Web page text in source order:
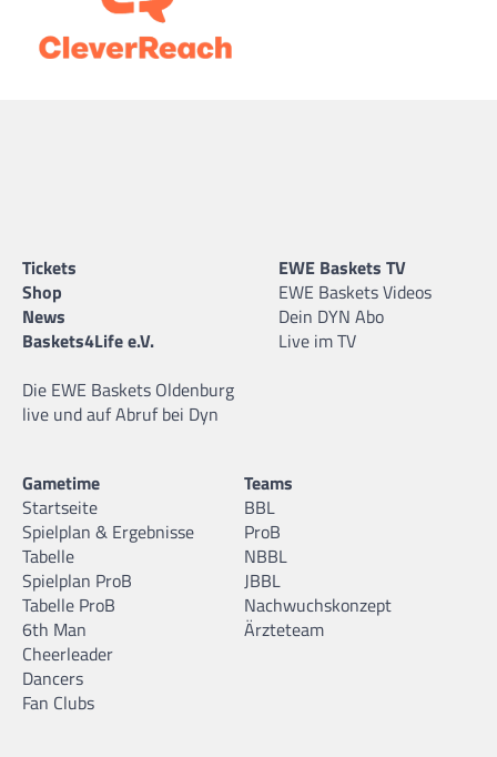
Tickets
Shop
News
Baskets4Life e.V.
Die EWE Baskets Oldenburg
live und auf Abruf bei Dyn
EWE Baskets TV
EWE Baskets Videos
Dein DYN Abo
Live im TV
Gametime
Startseite
Spielplan & Ergebnisse
Tabelle
Spielplan ProB
Tabelle ProB
6th Man
Cheerleader
Dancers
Fan Clubs
Teams
BBL
ProB
NBBL
JBBL
Nachwuchskonzept
Ärzteteam